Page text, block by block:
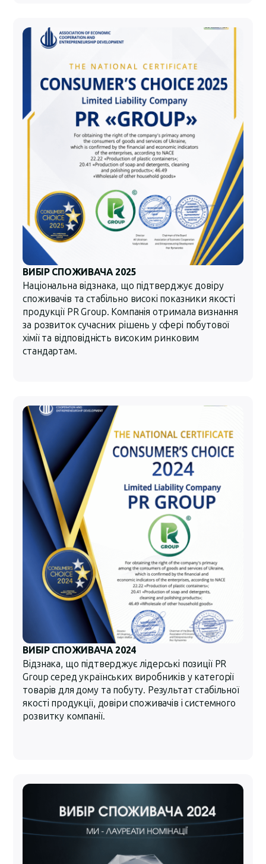
ВИБІР СПОЖИВАЧА 2025
Національна відзнака, що підтверджує довіру
споживачів та стабільно високі показники якості
продукції PR Group. Компанія отримала визнання
за розвиток сучасних рішень у сфері побутової
хімії та відповідність високим ринковим
стандартам.
ВИБІР СПОЖИВАЧА 2024
Відзнака, що підтверджує лідерські позиції PR
Group серед українських виробників у категорії
товарів для дому та побуту. Результат стабільної
якості продукції, довіри споживачів і системного
розвитку компанії.